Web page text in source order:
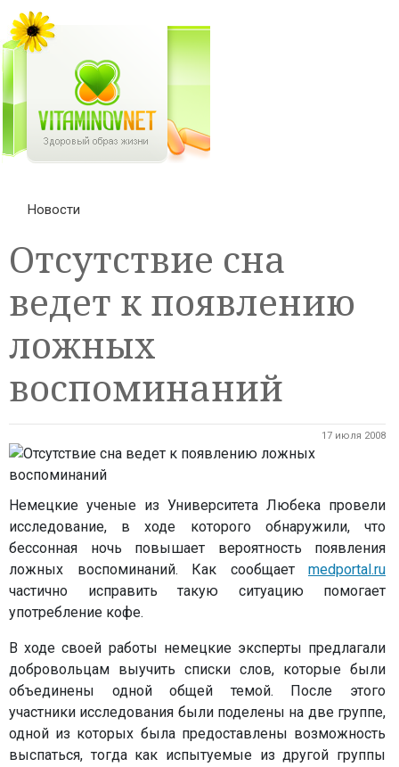
Новости
Отсутствие сна
ведет к появлению
ложных
воспоминаний
17 июля 2008
Немецкие ученые из Университета Любека провели
исследование, в ходе которого обнаружили, что
бессонная ночь повышает вероятность появления
ложных воспоминаний. Как сообщает medportal.ru
частично исправить такую ситуацию помогает
употребление кофе.
В ходе своей работы немецкие эксперты предлагали
добровольцам выучить списки слов, которые были
объединены одной общей темой. После этого
участники исследования были поделены на две группе,
одной из которых была предоставлены возможность
выспаться, тогда как испытуемые из другой группы